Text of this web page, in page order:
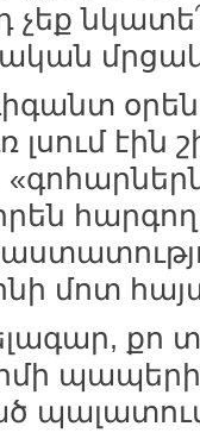
չեք
էին
մոտ
քո
պապերի